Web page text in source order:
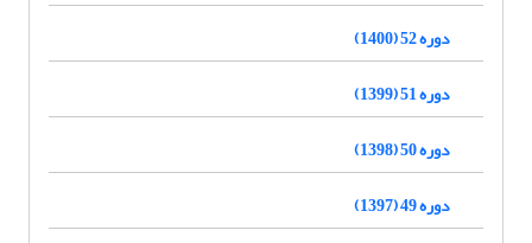
دوره 52 (1400)
دوره 51 (1399)
دوره 50 (1398)
دوره 49 (1397)